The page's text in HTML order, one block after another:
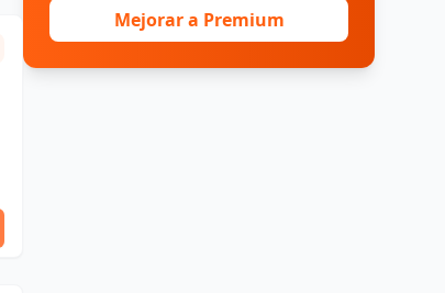
Mejorar a Premium